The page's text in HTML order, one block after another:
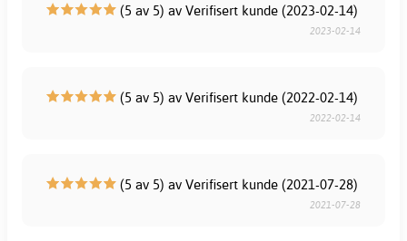
(5 av 5) av Verifisert kunde (2023-02-14)
2023-02-14
(5 av 5) av Verifisert kunde (2022-02-14)
2022-02-14
(5 av 5) av Verifisert kunde (2021-07-28)
2021-07-28